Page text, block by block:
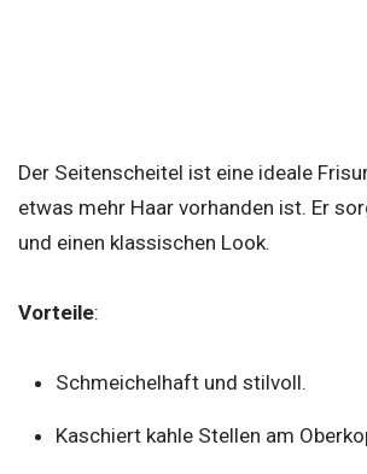
Der Seitenscheitel ist eine ideale
etwas mehr Haar vorhanden ist. Er
und einen klassischen Look.
Vorteile:
Schmeichelhaft und stilvoll.
Kaschiert kahle Stellen am